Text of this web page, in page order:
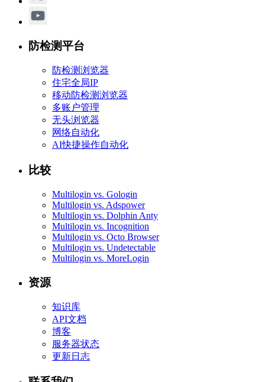
防检测平台
防检测浏览器
住宅全局IP
移动防检测浏览器
多账户管理
无头浏览器
网络自动化
AI快捷操作自动化
比较
Multilogin vs. Gologin
Multilogin vs. Adspower
Multilogin vs. Dolphin Anty
Multilogin vs. Incognition
Multilogin vs. Octo Browser
Multilogin vs. Undetectable
Multilogin vs. MoreLogin
资源
知识库
API文档
博客
服务器状态
更新日志